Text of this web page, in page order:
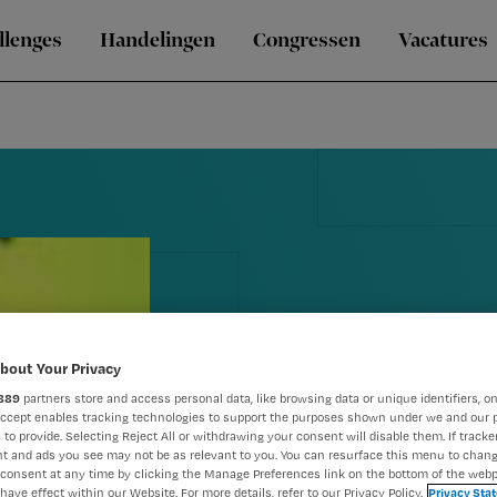
Handelingen Congressen Vacatures
Toets 4
Your Privacy
partners store and access personal data, like browsing data or unique identifiers,
enables tracking technologies to support the purposes shown under we and our
to provide. Selecting Reject All or withdrawing your consent will disable them. If
and ads you see may not be as relevant to you. You can resurface this menu to
at any time by clicking the Manage Preferences link on the bottom of the
effect within our Website. For more details, refer to our Privacy Policy. Privacy